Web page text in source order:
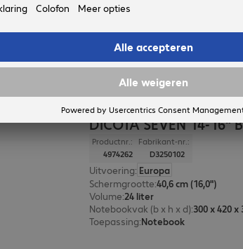
Schermgrootte
Notebookvak (b x h x d):245 x 350 x
Toepassing:Notebook
DICOTA SEVEN 14-16"
Productnr.:
4974262
Fabrikant-nr.:
D3250102
Uitvoering: Europa
Schermgrootte:40,6 cm (16,0")
Volume:24 liter
Notebookvak (b x h x d):300 x 420 x
Toepassing:Notebook